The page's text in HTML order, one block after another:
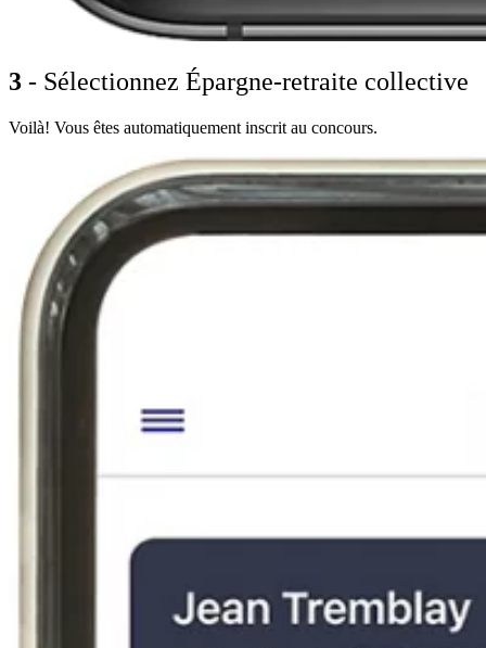
3 - Sélectionnez Épargne-retraite collective
Voilà! Vous êtes automatiquement inscrit au concours.